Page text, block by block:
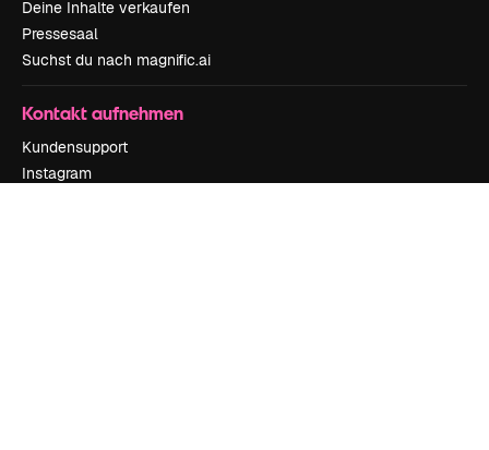
Deine Inhalte verkaufen
Pressesaal
Suchst du nach magnific.ai
Kontakt aufnehmen
Kundensupport
Instagram